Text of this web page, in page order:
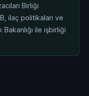
Birliği
ilaç politikaları ve
ile işbirliği